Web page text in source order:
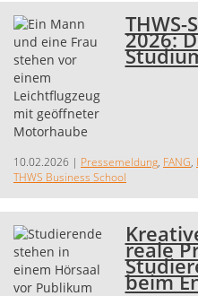
2026:
10.02.2026 | Pressemeldung, FANG,
THWS Business School
reale
beim